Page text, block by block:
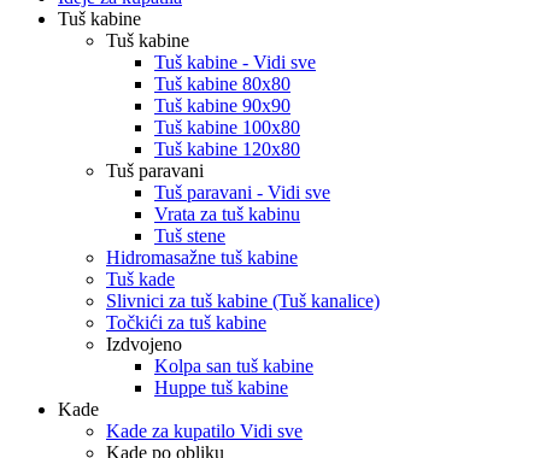
Tuš kabine
Tuš kabine
Tuš kabine - Vidi sve
Tuš kabine 80x80
Tuš kabine 90x90
Tuš kabine 100x80
Tuš kabine 120x80
Tuš paravani
Tuš paravani - Vidi sve
Vrata za tuš kabinu
Tuš stene
Hidromasažne tuš kabine
Tuš kade
Slivnici za tuš kabine (Tuš kanalice)
Točkići za tuš kabine
Izdvojeno
Kolpa san tuš kabine
Huppe tuš kabine
Kade
Kade za kupatilo Vidi sve
Kade po obliku